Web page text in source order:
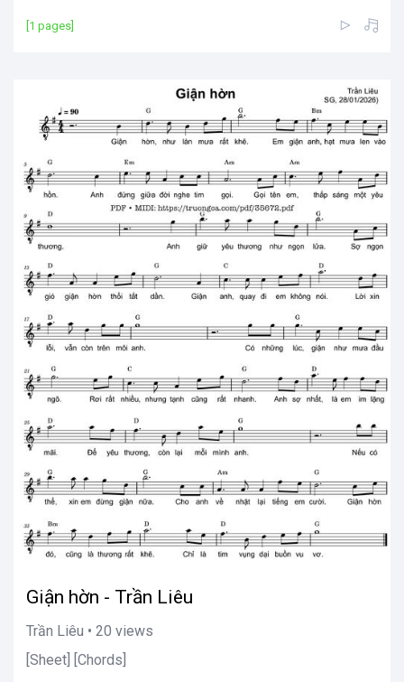
[1 pages]
Giận hờn - Trần Liêu
Trần Liêu • 20 views
[Sheet] [Chords]